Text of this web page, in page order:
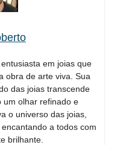
em joias que
obra de arte viva. Sua
das joias transcende
um olhar refinado e
o universo das joias,
a todos com
brilhante.